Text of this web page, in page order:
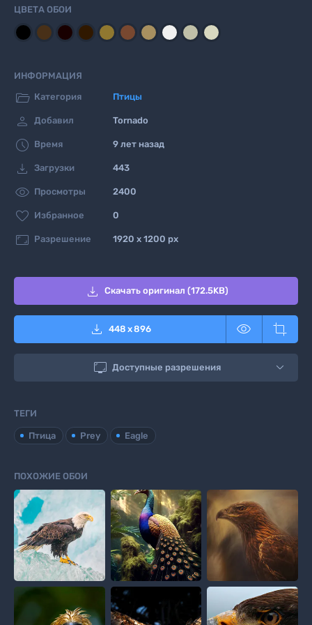
ЦВЕТА ОБОИ
ИНФОРМАЦИЯ
 Категория Птицы
 Добавил Tornado
 Время 9 лет назад
 Загрузки 443
 Просмотры 2400
 Избранное 0
 Разрешение 1920 x 1200 px
 Скачать оригинал (172.5KB)
 448 x896  
 Доступные разрешения
ТЕГИ
Птица Prey Eagle
ПОХОЖИЕ ОБОИ